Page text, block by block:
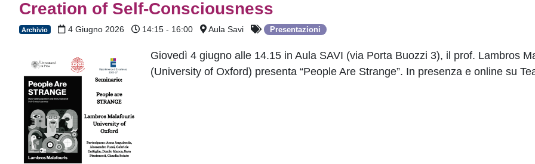
Creation of Self-Consciousness
Archivio 4 Giugno 2026 14:15 - 16:00 Aula Savi Presentazioni
Giovedì 4 giugno alle 14.15 in Aula SAVI (via Porta Buozzi 3), il prof. Lambros
(University of Oxford) presenta “People Are Strange”. In presenza e online su